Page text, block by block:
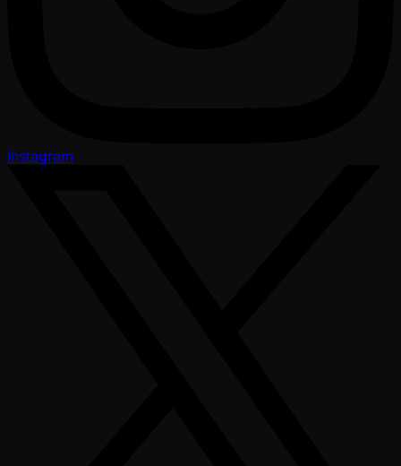
Instagram